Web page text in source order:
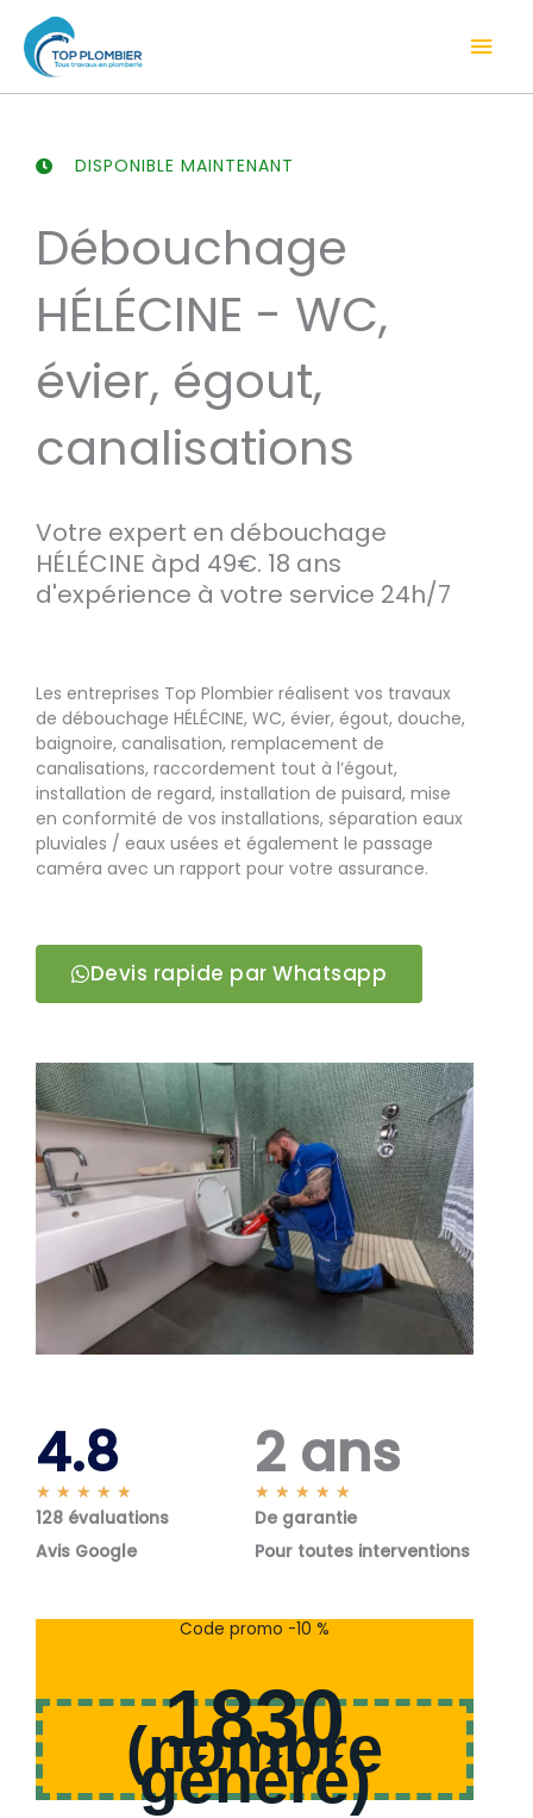
contenu
DISPONIBLE MAINTENANT
Débouchage
HÉLÉCINE - WC,
évier, égout,
canalisations
Votre expert en débouchage
HÉLÉCINE àpd 49€. 18 ans
d'expérience à votre service 24h/7
Les entreprises Top Plombier réalisent vos travaux
de débouchage HÉLÉCINE, WC, évier, égout, douche,
baignoire, canalisation, remplacement de
canalisations, raccordement tout à l’égout,
installation de regard, installation de puisard, mise
en conformité de vos installations, séparation eaux
pluviales / eaux usées et également le passage
caméra avec un rapport pour votre assurance.
Devis rapide par Whatsapp
4.8
★ ★ ★ ★ ★
o
s
128 évaluations
Avis Google
2 ans
★ ★ ★ ★ ★
o
s
De garantie
Pour toutes interventions
Code promo -10 %
1830
(nombre
généré)